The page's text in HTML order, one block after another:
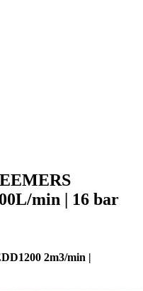
min | 16 bar
2m3/min |